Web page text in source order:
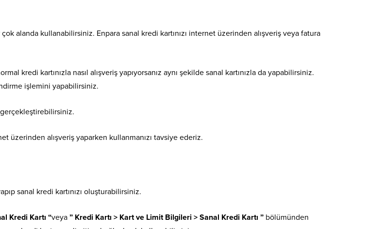
çok alanda kullanabilirsiniz. Enpara sanal kredi kartınızı internet üzerinden alışveriş veya fatura
kredi kartınızla nasıl alışveriş yapıyorsanız aynı şekilde sanal kartınızla da yapabilirsiniz.
işlemini yapabilirsiniz.
üzerinden alışveriş yaparken kullanmanızı tavsiye ederiz.
sanal kredi kartınızı oluşturabilirsiniz.
Kredi Kartı “veya ” Kredi Kartı > Kart ve Limit Bilgileri > Sanal Kredi Kartı ” bölümünden